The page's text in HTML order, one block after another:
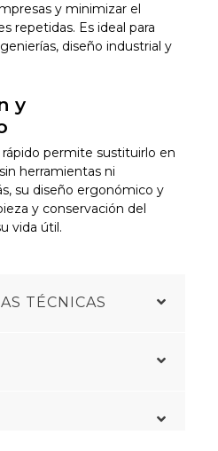
y minimizar el
repetidas. Es ideal para
diseño industrial y
y
permite sustituirlo en
herramientas ni
su diseño ergonómico y
y conservación del
vida útil.
TÉCNICAS